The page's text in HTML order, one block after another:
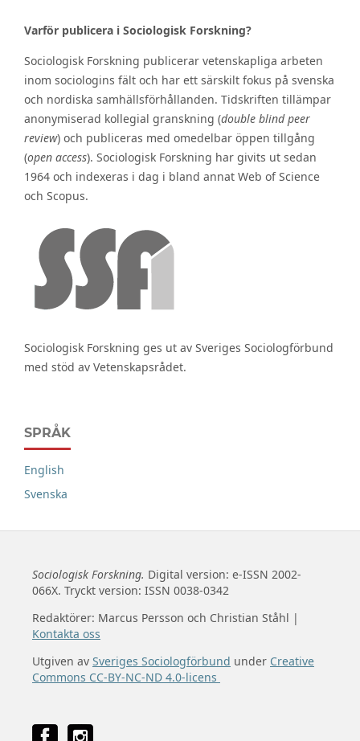
Varför publicera i Sociologisk Forskning?
Sociologisk Forskning publicerar vetenskapliga arbeten
inom sociologins fält och har ett särskilt fokus på svenska
och nordiska samhällsförhållanden. Tidskriften tillämpar
anonymiserad kollegial granskning (double blind peer
review) och publiceras med omedelbar öppen tillgång
(open access). Sociologisk Forskning har givits ut sedan
1964 och indexeras i dag i bland annat Web of Science
och Scopus.
Sociologisk Forskning ges ut av Sveriges Sociologförbund
med stöd av Vetenskapsrådet.
SPRÅK
English
Svenska
Sociologisk Forskning. Digital version: e-ISSN 2002-
066X. Tryckt version: ISSN 0038-0342
Redaktörer: Marcus Persson och Christian Ståhl |
Kontakta oss
Utgiven av Sveriges Sociologförbund under Creative
Commons CC-BY-NC-ND 4.0-licens